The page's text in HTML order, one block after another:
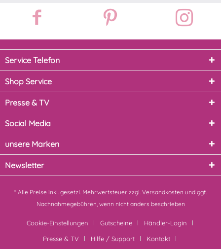
Service Telefon
Shop Service
Presse & TV
Social Media
unsere Marken
Newsletter
* Alle Preise inkl. gesetzl. Mehrwertsteuer zzgl. Versandkosten und ggf.
Nachnahmegebühren, wenn nicht anders beschrieben
Cookie-Einstellungen Gutscheine
Händler-Login
Presse & TV
Hilfe / Support Kontakt